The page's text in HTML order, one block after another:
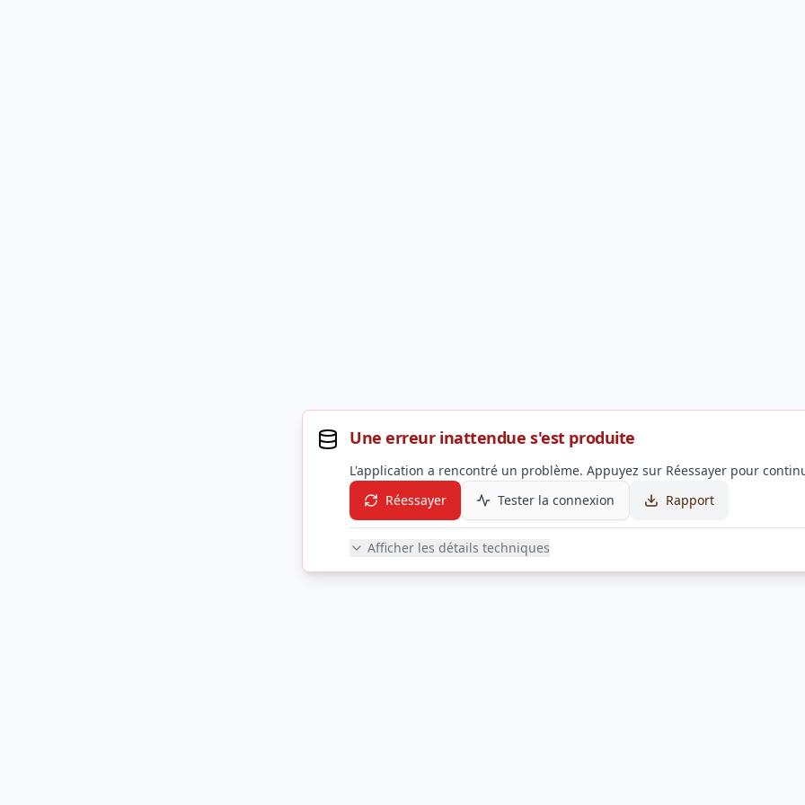
Une erreur inattendue s'est produite
L'application a rencontré un problème. Appuyez sur Réessayer pour
Réessayer
Tester la connexion Rapport
Afficher les détails techniques